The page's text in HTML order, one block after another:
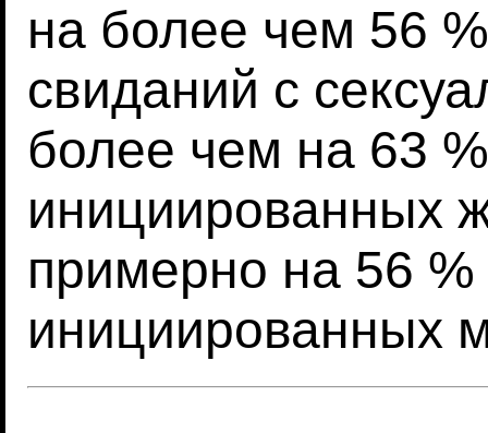
на более чем 56 %
свиданий с
более чем на 63
инициированных
примерно на 56
инициированных